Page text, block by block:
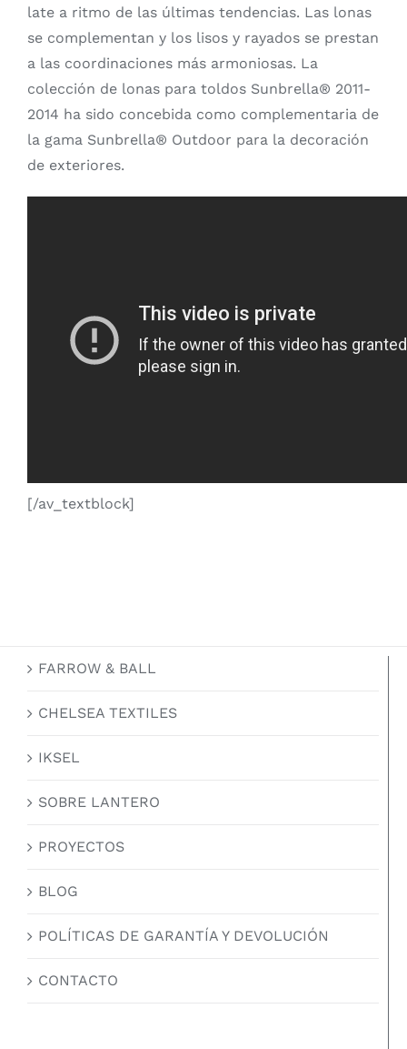
late a ritmo de las últimas tendencias. Las lonas
se complementan y los lisos y rayados se prestan
a las coordinaciones más armoniosas. La
colección de lonas para toldos Sunbrella® 2011-
2014 ha sido concebida como complementaria de
la gama Sunbrella® Outdoor para la decoración
de exteriores.
[/av_textblock]
FARROW & BALL
CHELSEA TEXTILES
IKSEL
SOBRE LANTERO
PROYECTOS
BLOG
POLÍTICAS DE GARANTÍA Y DEVOLUCIÓN
CONTACTO